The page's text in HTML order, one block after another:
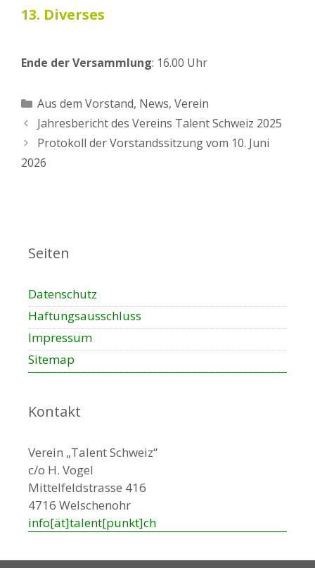
13. Diverses
Ende der Versammlung: 16.00 Uhr
Kategorien
Aus dem Vorstand, News, Verein
Jahresbericht des Vereins Talent Schweiz 2025
Protokoll der Vorstandssitzung vom 10. Juni
2026
Seiten
Datenschutz
Haftungsausschluss
Impressum
Sitemap
Kontakt
Verein „Talent Schweiz“
c/o H. Vogel
Mittelfeldstrasse 416
4716 Welschenohr
info[ät]talent[punkt]ch